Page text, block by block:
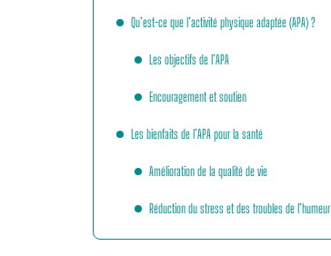
Qu’est-ce que l’activité physique adaptée (APA) ?
Les objectifs de l’APA
Encouragement et soutien
Les bienfaits de l’APA pour la santé
Amélioration de la qualité de vie
Réduction du stress et des troubles de l’humeur